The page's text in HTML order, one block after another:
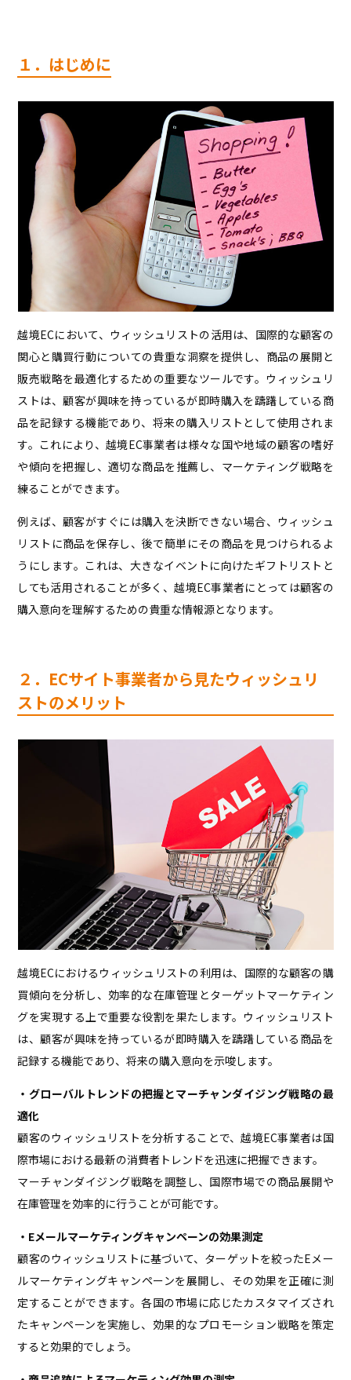
１．はじめに
越境ECにおいて、ウィッシュリストの活用は、国際的な顧客の
関心と購買行動についての貴重な洞察を提供し、商品の展開と
販売戦略を最適化するための重要なツールです。ウィッシュリ
ストは、顧客が興味を持っているが即時購入を躊躇している商
品を記録する機能であり、将来の購入リストとして使用されま
す。これにより、越境EC事業者は様々な国や地域の顧客の嗜好
や傾向を把握し、適切な商品を推薦し、マーケティング戦略を
練ることができます。
例えば、顧客がすぐには購入を決断できない場合、ウィッシュ
リストに商品を保存し、後で簡単にその商品を見つけられるよ
うにします。これは、大きなイベントに向けたギフトリストと
しても活用されることが多く、越境EC事業者にとっては顧客の
購入意向を理解するための貴重な情報源となります。
２．ECサイト事業者から見たウィッシュリ
ストのメリット
越境ECにおけるウィッシュリストの利用は、国際的な顧客の購
買傾向を分析し、効率的な在庫管理とターゲットマーケティン
グを実現する上で重要な役割を果たします。ウィッシュリスト
は、顧客が興味を持っているが即時購入を躊躇している商品を
記録する機能であり、将来の購入意向を示唆します。
・グローバルトレンドの把握とマーチャンダイジング戦略の最
適化
顧客のウィッシュリストを分析することで、越境EC事業者は国
際市場における最新の消費者トレンドを迅速に把握できます。
マーチャンダイジング戦略を調整し、国際市場での商品展開や
在庫管理を効率的に行うことが可能です。
・Eメールマーケティングキャンペーンの効果測定
顧客のウィッシュリストに基づいて、ターゲットを絞ったEメー
ルマーケティングキャンペーンを展開し、その効果を正確に測
定することができます。各国の市場に応じたカスタマイズされ
たキャンペーンを実施し、効果的なプロモーション戦略を策定
すると効果的でしょう。